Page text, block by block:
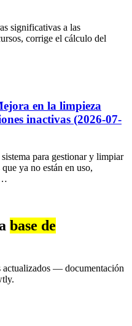
significativas a las
corrige el cálculo del
en la limpieza
inactivas (2026-07-
para gestionar y limpiar
ya no están en uso,
base de
— documentación